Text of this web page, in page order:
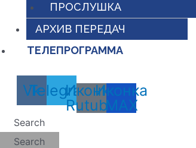
ПРОСЛУШКА
АРХИВ ПЕРЕДАЧ
ТЕЛЕПРОГРАММА
Vk
Telegram
Иконка
Rutube
Иконка
MAX
Search
Search